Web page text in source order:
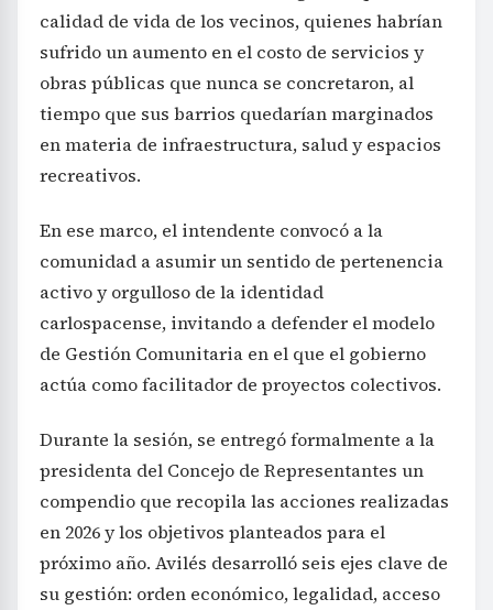
calidad de vida de los vecinos, quienes habrían
sufrido un aumento en el costo de servicios y
obras públicas que nunca se concretaron, al
tiempo que sus barrios quedarían marginados
en materia de infraestructura, salud y espacios
recreativos.
En ese marco, el intendente convocó a la
comunidad a asumir un sentido de pertenencia
activo y orgulloso de la identidad
carlospacense, invitando a defender el modelo
de Gestión Comunitaria en el que el gobierno
actúa como facilitador de proyectos colectivos.
Durante la sesión, se entregó formalmente a la
presidenta del Concejo de Representantes un
compendio que recopila las acciones realizadas
en 2026 y los objetivos planteados para el
próximo año. Avilés desarrolló seis ejes clave de
su gestión: orden económico, legalidad, acceso